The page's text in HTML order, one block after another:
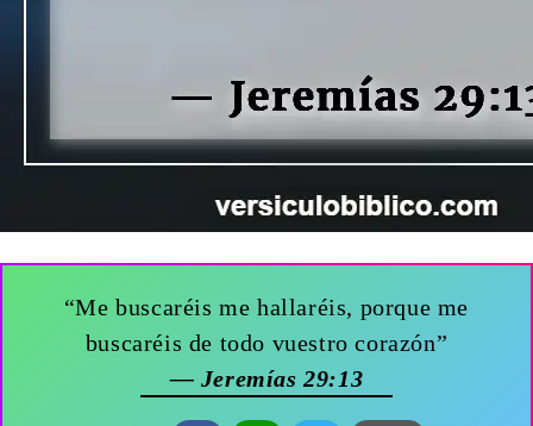
“Me buscaréis me hallaréis, porque me
buscaréis de todo vuestro corazón”
— Jeremías 29:13